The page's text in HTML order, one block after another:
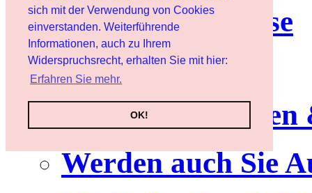
sich mit der Verwendung von Cookies
einverstanden. Weiterführende
Informationen, auch zu Ihrem
Widerspruchsrecht, erhalten Sie mit hier:
Erfahren Sie mehr.
OK!
Nutzungshinweise
Service
Werden auch Sie